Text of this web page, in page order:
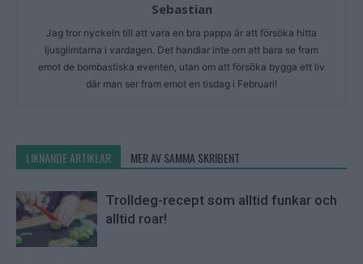
Sebastian
Jag tror nyckeln till att vara en bra pappa är att försöka hitta
ljusglimtarna i vardagen. Det handlar inte om att bara se fram
emot de bombastiska eventen, utan om att försöka bygga ett liv
där man ser fram emot en tisdag i Februari!
LIKNANDE ARTIKLAR MER AV SAMMA SKRIBENT
Trolldeg-recept som alltid funkar och
alltid roar!